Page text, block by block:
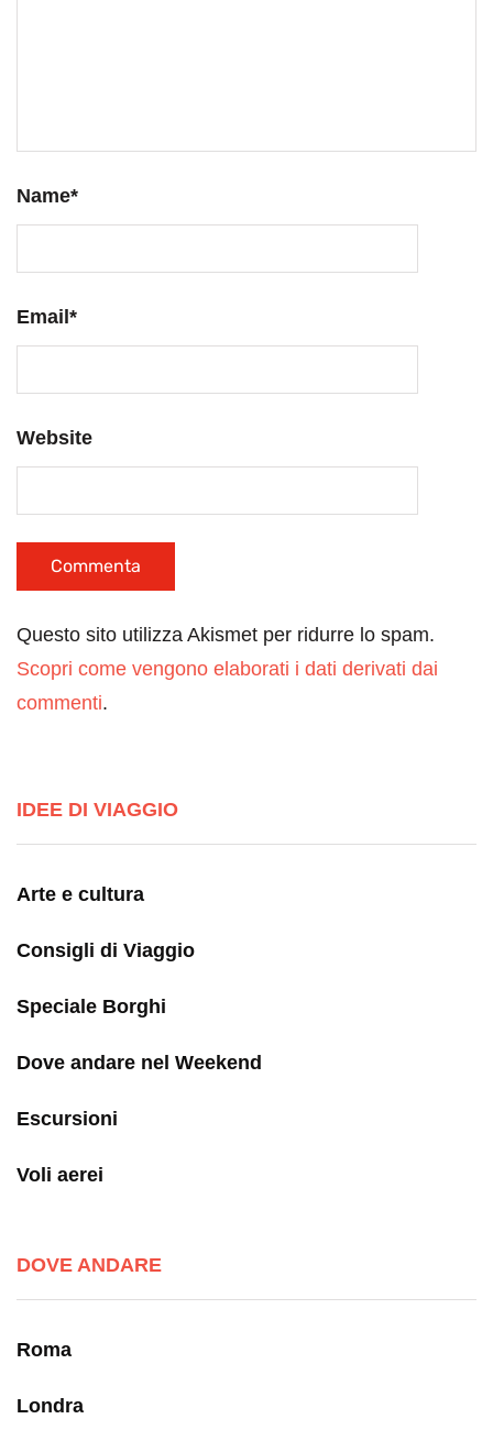
Name*
Email *
Website
Questo sito utilizza Akismet per ridurre lo spam.
Scopri come vengono elaborati i dati derivati dai
commenti.
IDEE DI VIAGGIO
Arte e cultura
Consigli di Viaggio
Speciale Borghi
Dove andare nel Weekend
Escursioni
Voli aerei
DOVE ANDARE
Roma
Londra